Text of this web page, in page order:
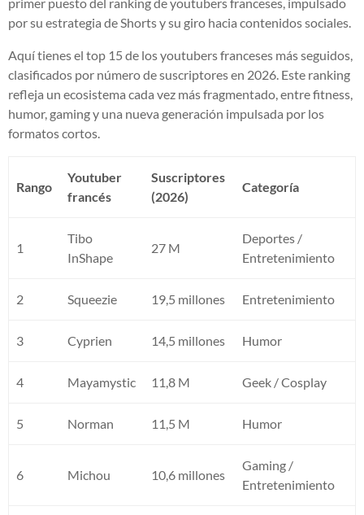
por su estrategia de Shorts y su giro hacia contenidos sociales.
Aquí tienes el top 15 de los youtubers franceses más seguidos,
clasificados por número de suscriptores en 2026. Este ranking
refleja un ecosistema cada vez más fragmentado, entre fitness,
humor, gaming y una nueva generación impulsada por los
formatos cortos.
Rango
Youtuber
francés
Suscriptores
(2026)
Categoría
1
Tibo
InShape
27 M
Deportes /
Entretenimiento
2 Squeezie 19,5 millones Entretenimiento
3 Cyprien 14,5 millones Humor
4 Mayamystic 11,8 M Geek / Cosplay
5 Norman 11,5 M Humor
6 Michou 10,6 millones
Gaming /
Entretenimiento